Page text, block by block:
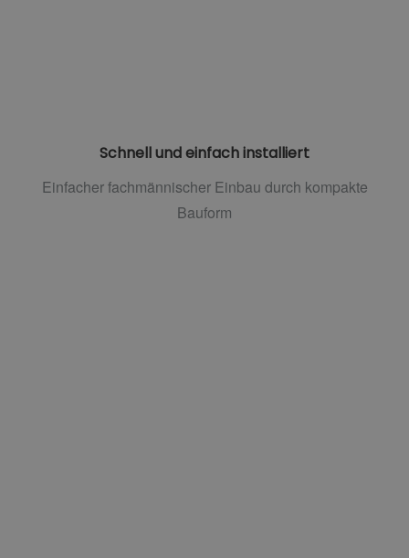
Schnell und einfach installiert
Einfacher fachmännischer Einbau durch kompakte
Bauform